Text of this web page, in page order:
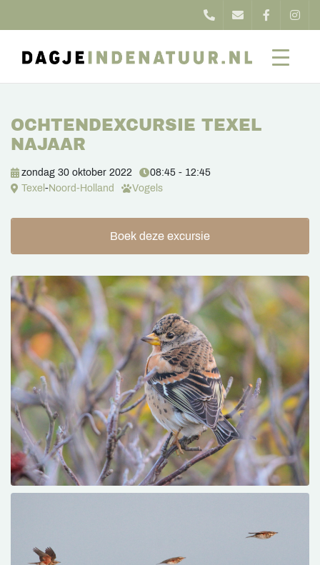
OCHTENDEXCURSIE TEXEL
NAJAAR
zondag 30 oktober 2022
08:45 - 12:45
Texel -Noord-Holland Vogels
Boek deze excursie